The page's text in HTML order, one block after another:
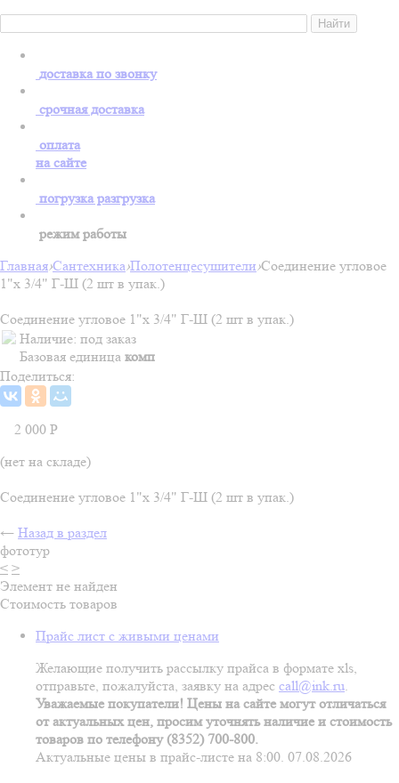
доставка по звонку
срочная доставка
оплата
на сайте
погрузка разгрузка
режим работы
Главная›Сантехника›Полотенцесушители›Соединение угловое
1"х 3/4" Г-Ш (2 шт в упак.)
Соединение угловое 1"х 3/4" Г-Ш (2 шт в упак.)
Наличие: под заказ
Базовая единица комп
Поделиться:
2 000 Р
(нет на складе)
Соединение угловое 1"х 3/4" Г-Ш (2 шт в упак.)
← Назад в раздел
фототур
< >
Элемент не найден
Стоимость товаров
Прайс лист с живыми ценами
Желающие получить рассылку прайса в формате xls,
отправьте, пожалуйста, заявку на адрес call@ink.ru.
Уважаемые покупатели! Цены на сайте могут отличаться
от актуальных цен, просим уточнять наличие и стоимость
товаров по телефону (8352) 700-800.
Актуальные цены в прайс-листе на 8:00. 07.08.2026